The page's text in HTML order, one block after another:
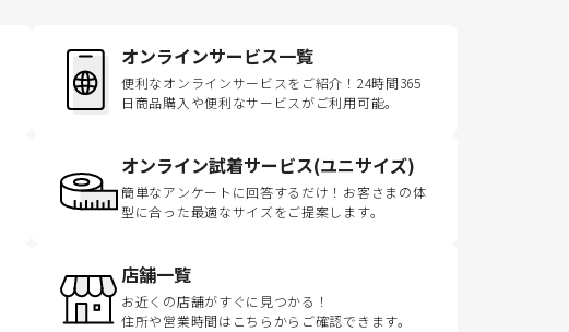
オンラインサービス一覧
便利なオンラインサービスをご紹介！24時間365
日商品購入や便利なサービスがご利用可能。
オンライン試着サービス(ユニサイズ)
簡単なアンケートに回答するだけ！お客さまの体
型に合った最適なサイズをご提案します。
店舗一覧
お近くの店舗がすぐに見つかる！
住所や営業時間はこちらからご確認できます。